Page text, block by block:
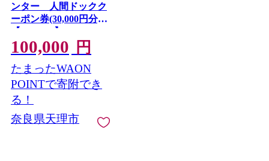
ンター 人間ドックク
ーポン券(30,000円分)
【1739686】
100,000 円
たまったWAON
POINTで寄附でき
る！
奈良県天理市